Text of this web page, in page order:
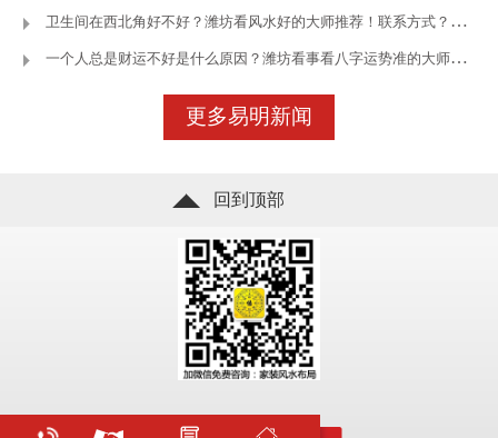
立即咨询 了解更多
立即咨询 了解更多
卫生间在西北角好不好？潍坊看风水好的大师推荐！联系方式？—潍坊王
一个人总是财运不好是什么原因？潍坊看事看八字运势准的大师—潍坊
更多易明新闻
回到顶部